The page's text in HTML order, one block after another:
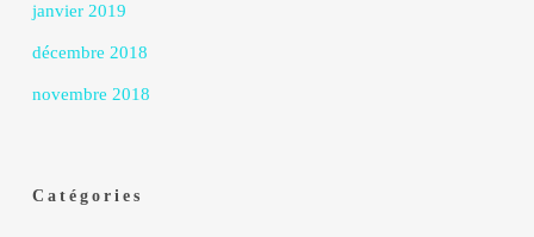
janvier 2019
décembre 2018
novembre 2018
Catégories